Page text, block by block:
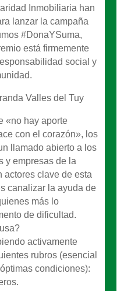
Inmobiliaria han
lanzar la campaña
#DonaYSuma,
está firmemente
social y
Valles del Tuy
«no hay aporte
con el corazón», los
llamado abierto a los
y empresas de la
actores clave de esta
canalizar la ayuda de
más lo
de dificultad.
activamente
rubros (esencial
condiciones):